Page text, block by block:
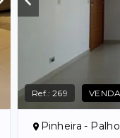
Ref.:269 VENDA
Pinheira -